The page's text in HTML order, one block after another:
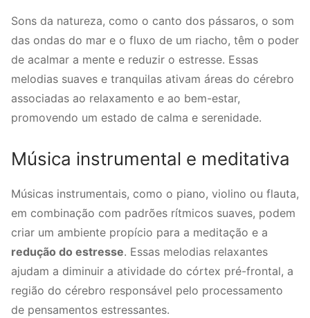
Sons da natureza, como o canto dos pássaros, o som
das ondas do mar e o fluxo de um riacho, têm o poder
de acalmar a mente e reduzir o estresse. Essas
melodias suaves e tranquilas ativam áreas do cérebro
associadas ao relaxamento e ao bem-estar,
promovendo um estado de calma e serenidade.
Música instrumental e meditativa
Músicas instrumentais, como o piano, violino ou flauta,
em combinação com padrões rítmicos suaves, podem
criar um ambiente propício para a meditação e a
redução do estresse. Essas melodias relaxantes
ajudam a diminuir a atividade do córtex pré-frontal, a
região do cérebro responsável pelo processamento
de pensamentos estressantes.